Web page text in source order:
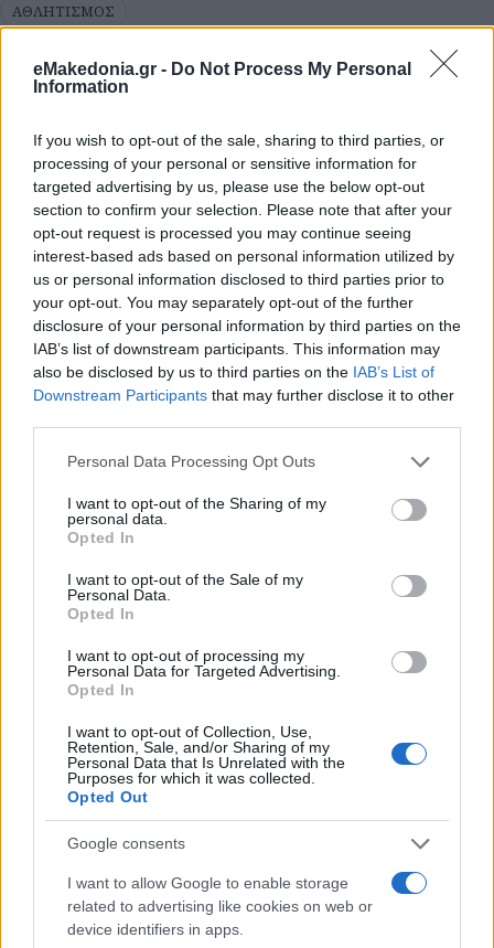
eMakedonia.gr - Do Not Process My Personal
Information
If you wish to opt-out of the sale, sharing to third parties, or
processing of your personal or sensitive information for
targeted advertising by us, please use the below opt-out
section to confirm your selection. Please note that after your
opt-out request is processed you may continue seeing
interest-based ads based on personal information utilized by
us or personal information disclosed to third parties prior to
your opt-out. You may separately opt-out of the further
disclosure of your personal information by third parties on the
IAB’s list of downstream participants. This information may
also be disclosed by us to third parties on the IAB’s List of
Downstream Participants that may further disclose it to other
Please note that this website/app uses one or more Google
not limited to your visit or usage behaviour. You may click to
grant or deny consent to Google and its third-party tags to
use your data for below specified purposes in below Google
consent section.
Personal Data Processing Opt Outs
I want to opt-out of the Sharing of my
personal data.
Opted In
I want to opt-out of the Sale of my
Personal Data.
Opted In
I want to opt-out of processing my
Personal Data for Targeted Advertising.
Opted In
I want to opt-out of Collection, Use,
Retention, Sale, and/or Sharing of my
Personal Data that Is Unrelated with the
Purposes for which it was collected.
Opted Out
Google consents
I want to allow Google to enable storage
related to advertising like cookies on web or
device identifiers in apps.
ΑΘΛΗΤΙΣΜΟΣ